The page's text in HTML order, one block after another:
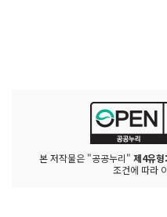
본 저작물은 "공공누리" 제4유
조건에 따라